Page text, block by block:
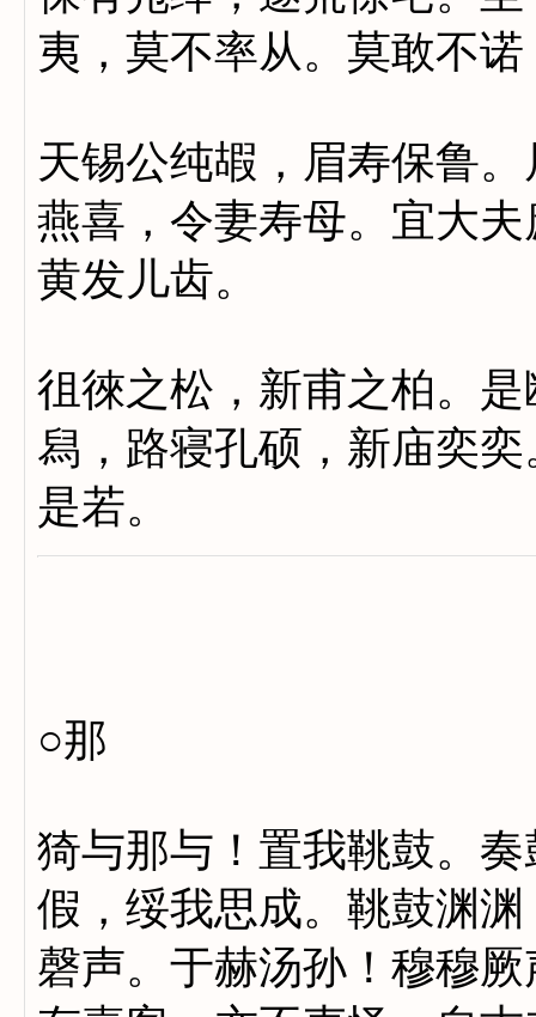
夷，莫不率从。莫敢不
天锡公纯嘏，眉寿保鲁
燕喜，令妻寿母。宜大
黄发儿齿。
徂徠之松，新甫之柏。
舄，路寝孔硕，新庙奕
是若。
○那
猗与那与！置我鞉鼓。
假，绥我思成。鞉鼓渊
磬声。于赫汤孙！穆穆